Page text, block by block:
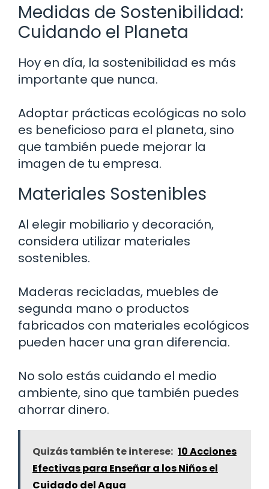
Medidas de Sostenibilidad:
Cuidando el Planeta
Hoy en día, la sostenibilidad es más
importante que nunca.
Adoptar prácticas ecológicas no solo
es beneficioso para el planeta, sino
que también puede mejorar la
imagen de tu empresa.
Materiales Sostenibles
Al elegir mobiliario y decoración,
considera utilizar materiales
sostenibles.
Maderas recicladas, muebles de
segunda mano o productos
fabricados con materiales ecológicos
pueden hacer una gran diferencia.
No solo estás cuidando el medio
ambiente, sino que también puedes
ahorrar dinero.
Quizás también te interese: 10 Acciones
Efectivas para Enseñar a los Niños el
Cuidado del Agua